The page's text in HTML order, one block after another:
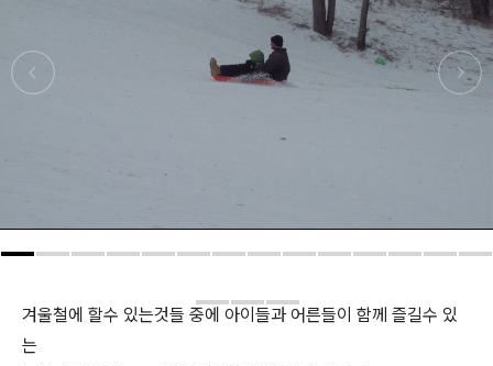
겨울철에 할수 있는것들 중에 아이들과 어른들이 함께 즐길수 있
는